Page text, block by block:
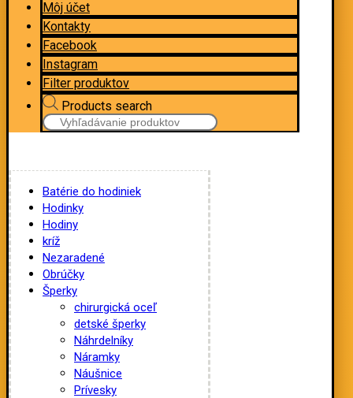
Môj účet
Kontakty
Facebook
Instagram
Filter produktov
Products search
Batérie do hodiniek
Hodinky
Hodiny
kríž
Nezaradené
Obrúčky
Šperky
chirurgická oceľ
detské šperky
Náhrdelníky
Náramky
Náušnice
Prívesky